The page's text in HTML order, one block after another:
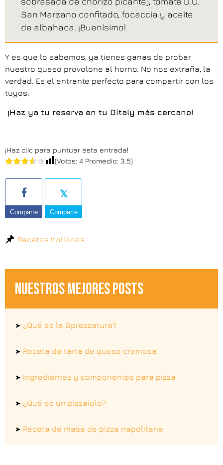
San Marzano confitado, focaccia y aceite
de albahaca. ¡Buenísimo!
Y es que lo sabemos, ya tienes ganas de probar
nuestro queso provolone al horno. No nos extraña, la
verdad. Es el entrante perfecto para compartir con los
tuyos.
¡Haz ya tu reserva en tu Ditaly más cercano!
¡Haz clic para puntuar esta entrada!
(Votos: 4 Promedio: 3.5)
Comparte Comparte
Recetas Italianas
NUESTROS MEJORES POSTS
➤ ¿Qué es la Sprezzatura?
➤ Receta de tarta de queso cremosa
➤ Ingredientes y componentes para pizza
➤ ¿Qué es un pizzaiolo?
➤ Receta de masa de pizza napolitana